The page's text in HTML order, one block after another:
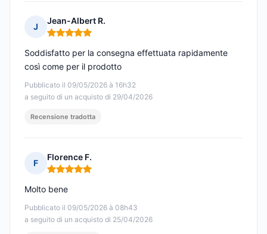
J
Jean-Albert R.
Nota: 5 su 5
Pubblicato il 09/05/2026 à 16h32
a seguito di un acquisto di 29/04/2026
Soddisfatto per la consegna effettuata rapidamente
così come per il prodotto
Recensione tradotta
F
Florence F.
Nota: 5 su 5
Pubblicato il 09/05/2026 à 08h43
a seguito di un acquisto di 25/04/2026
Molto bene